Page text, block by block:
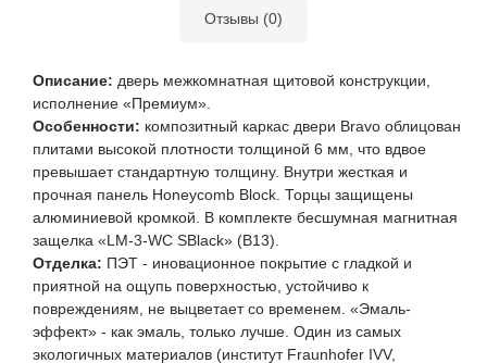
Отзывы (0)
Описание: дверь межкомнатная щитовой конструкции,
исполнение «Премиум».
Особенности: композитный каркас двери Bravo облицован
плитами высокой плотности толщиной 6 мм, что вдвое
превышает стандартную толщину. Внутри жесткая и
прочная панель Honeycomb Block. Торцы защищены
алюминиевой кромкой. В комплекте бесшумная магнитная
защелка «LM-3-WC SBlack» (В13).
Отделка: ПЭТ - иновационное покрытие c гладкой и
приятной на ощупь поверхностью, устойчиво к
повреждениям, не выцветает со временем. «Эмаль-
эффект» - как эмаль, только лучше. Один из самых
экологичных материалов (институт Fraunhofer IVV,